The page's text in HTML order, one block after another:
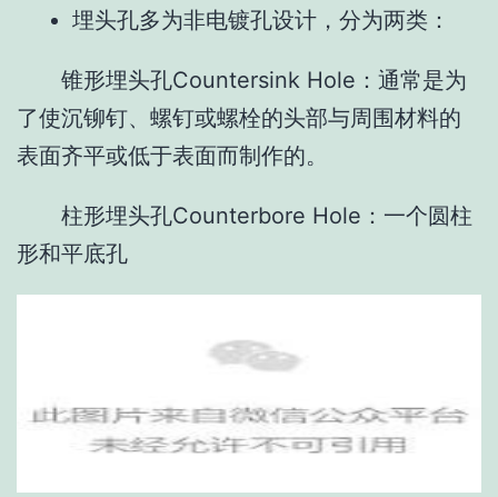
埋头孔多为非电镀孔设计，分为两类：
锥形埋头孔Countersink Hole：通常是为
了使沉铆钉、螺钉或螺栓的头部与周围材料的
表面齐平或低于表面而制作的。
柱形埋头孔Counterbore Hole：一个圆柱
形和平底孔